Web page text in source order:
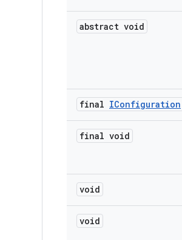
abstract void
final IConfiguration
final void
void
void